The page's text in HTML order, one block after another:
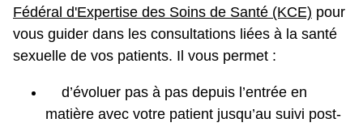
Fédéral d'Expertise des Soins de Santé (KCE) pour
vous guider dans les consultations liées à la santé
sexuelle de vos patients. Il vous permet :
d’évoluer pas à pas depuis l’entrée en
matière avec votre patient jusqu’au suivi post-